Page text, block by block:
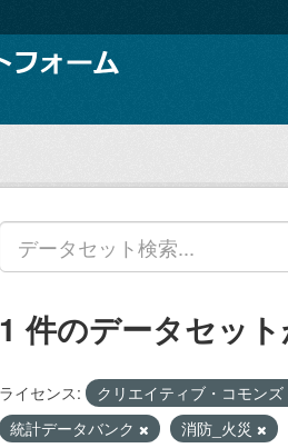
1 件のデータセッ
ライセンス: クリエイティブ・コモン
統計データバンク
消防_火災